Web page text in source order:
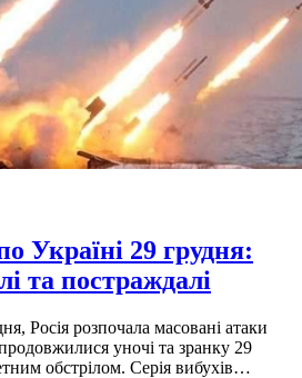
Україні 29 грудня:
та постраждалі
Росія розпочала масовані атаки
уночі та зранку 29
обстрілом. Серія вибухів…